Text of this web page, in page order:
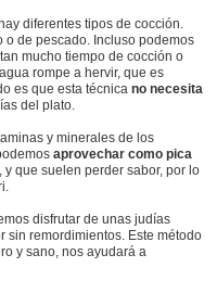
diferentes tipos de cocción.
de pescado. Incluso podemos
mucho tiempo de cocción o
rompe a hervir, que es
es que esta técnica no necesita
del plato.
y minerales de los
aprovechar como pica
que suelen perder sabor, por lo
disfrutar de unas judías
sin remordimientos. Este método
y sano, nos ayudará a